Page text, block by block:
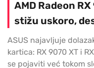
AMD Radeon
stižu uskoro,
ASUS najavljuje
kartica: RX 9070 XT i
se pojaviti već tokom